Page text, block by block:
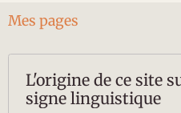
Mes pages
L'origine de ce site
signe linguistique